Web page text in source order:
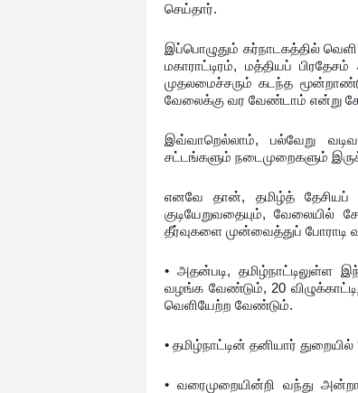
செய்தார்.
இப்பொழுதும் கர்நாடகத்தில்
மகாராட்டிரம், மத்தியப்
முதலமைச்சரும் கடந்த
வேலைக்கு வர வேண்டாம் என்று
இவ்வாறெல்லாம், பல்வேறு
சட்டங்களும் நடைமுறைகளும்
எனவே தான், தமிழ்த் தேசியப்
குடியேறுவதையும், வேலையில்
தீர்வுகளை முன்வைத்துப் போராடி
• அதன்படி, தமிழ்நாட்டிலுள்ள
வழங்க வேண்டும், 20
வெளியேற்ற வேண்டும்.
• தமிழ்நாட்டின் தனியார்
• வரைமுறையின்றி வந்து